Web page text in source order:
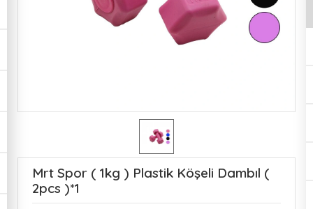
Mrt Spor ( 1kg ) Plastik Köşeli Dambıl (
2pcs )*1